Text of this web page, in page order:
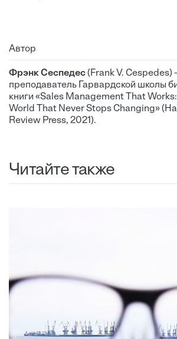
Автор
Фрэнк Сеспедес(Frank V.
преподаватель Гарвардской школы
книги «Sales Management That
World That Never Stops Changing»
Review Press, 2021).
Читайте также